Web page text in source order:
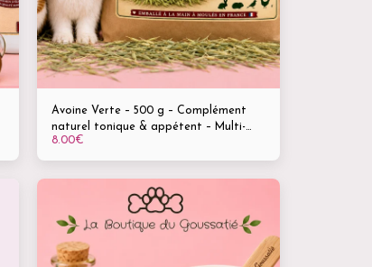
Avoine Verte – 500 g – Complément
naturel tonique & appétent – Multi-
espèces
8.00€